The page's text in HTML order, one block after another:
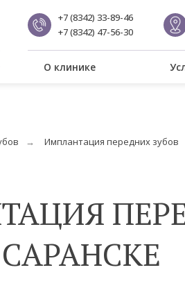
О клинике
+7 (8342) 33-89-46
+7 (8342) 47-56-30
→ Имплантация передних зубов